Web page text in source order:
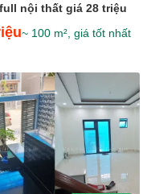
nội thất giá 28 triệu
~ 100 m², giá tốt nhất